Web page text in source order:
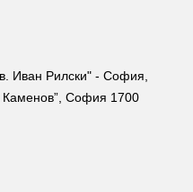
Иван Рилски" - София,
Каменов”, София 1700